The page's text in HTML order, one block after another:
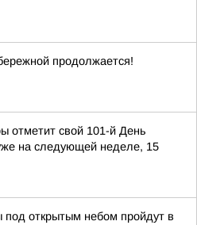
продолжается!
отметит свой 101-й День
на следующей неделе, 15
под открытым небом пройдут в